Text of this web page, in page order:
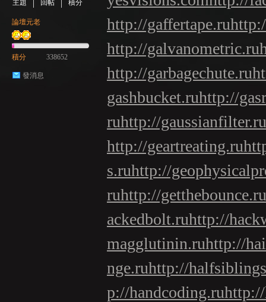
主題 回帖 積分
論壇元老
積分 338652
發消息
http://gaffertape.ru
http://galvanometric.ru
http://garbagechute.ru
gashbucket.ruhttp://
ruhttp://gaussianfilter.ru
http://geartreating.ru
s.ruhttp://
ruhttp://getthebounce.ru
ackedbolt.ruhttp://
magglutinin.ruhttp://
nge.ruhttp://
p://handcoding.ruhttp://